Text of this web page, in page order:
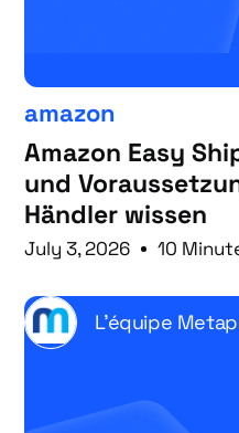
amazon
Amazon Easy
und
Händler wissen
July 3, 2026 10
L'équipe